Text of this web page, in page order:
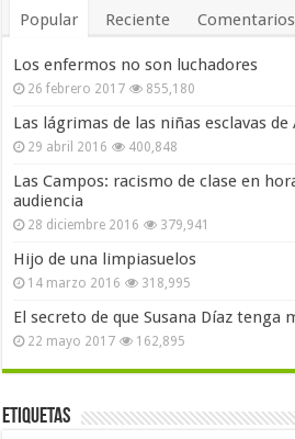
Popular Reciente Comentarios
Los enfermos no son luchadores
26 febrero 2017 855,180
Las lágrimas de las niñas esclavas
29 abril 2016 400,848
Las Campos: racismo de clase en
audiencia
28 diciembre 2016 379,941
Hijo de una limpiasuelos
14 marzo 2016 318,995
El secreto de que Susana Díaz tenga
22 mayo 2017 162,895
Etiquetas